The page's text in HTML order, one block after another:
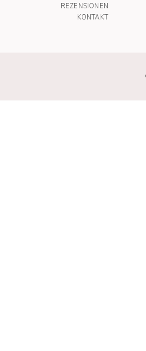
REZENSIONEN
KONTAKT